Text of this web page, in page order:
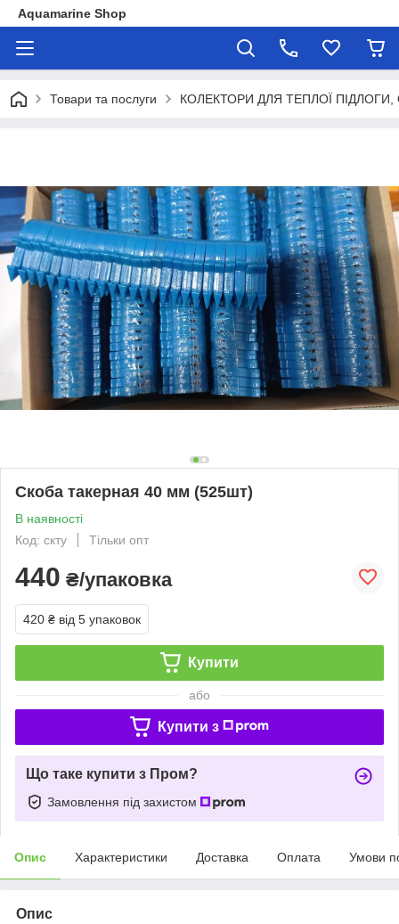
Aquamarine Shop
Товари та послуги КОЛЕКТОРИ ДЛЯ ТЕПЛОЇ
Скоба такерная 40 мм (525шт)
В наявності
Код: скту
Тільки опт
440 ₴/упаковка
420 ₴ від 5 упаковок
Купити
або
Купити з
Що таке купити з Пром?
Замовлення під захистом
Опис Характеристики Доставка Оплата Умови
Опис